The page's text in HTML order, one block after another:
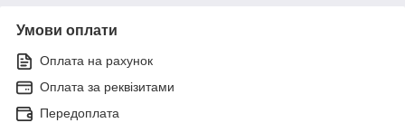
Умови оплати
Оплата на рахунок
Оплата за реквізитами
Передоплата